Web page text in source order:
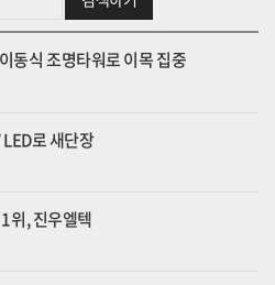
동식 조명타워로 이목 집중
LED로 새단장
위, 진우엘텍